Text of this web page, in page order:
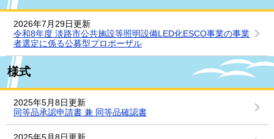
2026年7月29日更新
令和8年度 淡路市公共施設等照明設備LED化ESCO事業の事業
者選定に係る公募型プロポーザル
様式
2025年5月8日更新
同等品承認申請書 兼 同等品確認書
2025年5月8日更新